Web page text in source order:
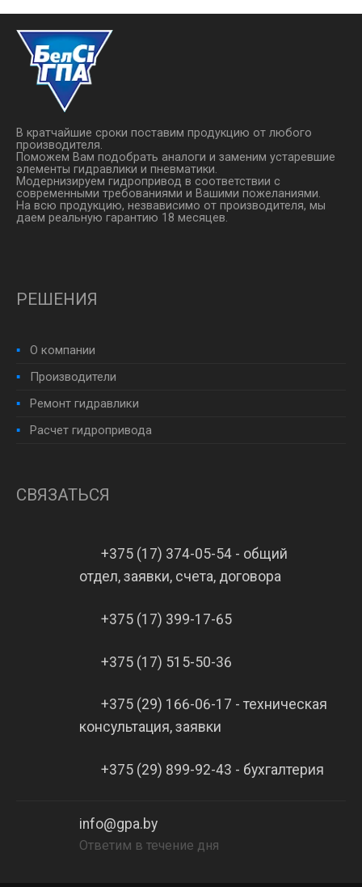
В кратчайшие сроки поставим продукцию от любого
производителя.
Поможем Вам подобрать аналоги и заменим устаревшие
элементы гидравлики и пневматики.
Модернизируем гидропривод в соответствии с
современными требованиями и Вашими пожеланиями.
На всю продукцию, незвависимо от производителя, мы
даем реальную гарантию 18 месяцев.
РЕШЕНИЯ
О компании
Производители
Ремонт гидравлики
Расчет гидропривода
СВЯЗАТЬСЯ
+375 (17) 374-05-54 - общий
отдел, заявки, счета, договора
+375 (17) 399-17-65
+375 (17) 515-50-36
+375 (29) 166-06-17 - техническая
консультация, заявки
+375 (29) 899-92-43 - бухгалтерия
info@gpa.by
Ответим в течение дня